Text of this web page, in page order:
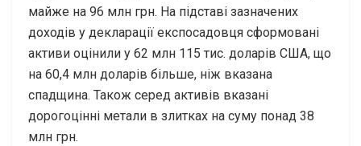
майже на 96 млн грн. На підставі зазначених
доходів у декларації експосадовця сформовані
активи оцінили у 62 млн 115 тис. доларів США, що
на 60,4 млн доларів більше, ніж вказана
спадщина. Також серед активів вказані
дорогоцінні метали в злитках на суму понад 38
млн грн.